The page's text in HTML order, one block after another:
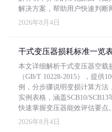
解决方案，帮助用户快速判断
2026年8月4日
干式变压器损耗标准一览
本文详细解析干式变压器空载
（GB/T 10228-2015），提供
例，分步骤说明变损计算方法
实例表格，涵盖SCB10/
快速掌握变压器能效评估要点。
2026年8月4日